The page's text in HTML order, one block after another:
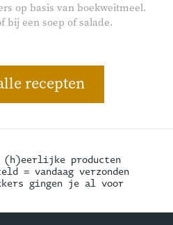
op basis van boekweitmeel.
bij een soep of salade.
recepten
(h)eerlijke producten
= vandaag verzonden
gingen je al voor